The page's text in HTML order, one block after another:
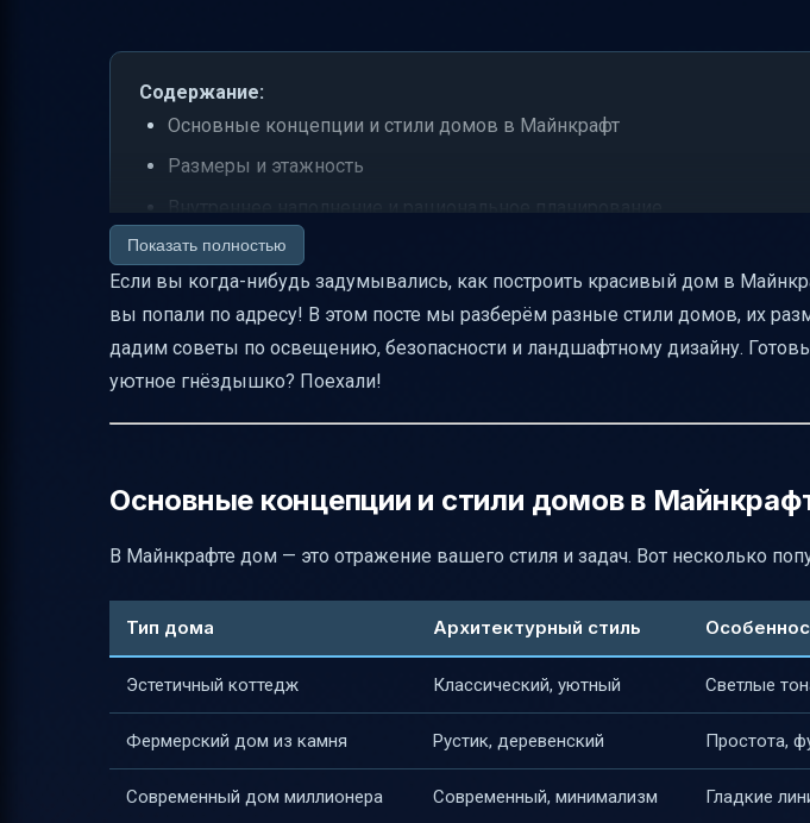
Содержание:
Основные концепции и стили домов в Майнкрафт
Размеры и этажность
Внутреннее наполнение и рациональное планирование
Уникальные декоративные элементы и визуальные детали
Блоки и ресурсы для сборки
Совместимость и моды
Пошаговая инструкция и карты этажей
Варианты внутренней отделки
Рекомендации по расширению и модификации
Визуальные материалы для описания
Целевая аудитория и стиль подачи
Локализация и терминология
Показать полностью
Если вы когда-нибудь задумывались, как построить красивый дом в
вы попали по адресу! В этом посте мы разберём разные стили домов, их
дадим советы по освещению, безопасности и ландшафтному дизайну.
уютное гнёздышко? Поехали!
Основные концепции и стили домов в
В Майнкрафте дом — это отражение вашего стиля и задач. Вот несколько
Тип дома Архитектурный стиль
Эстетичный коттедж Классический, уютный Светлые
Фермерский дом из камня Рустик, деревенский Простота,
Современный дом миллионера Современный, минимализм Гладкие